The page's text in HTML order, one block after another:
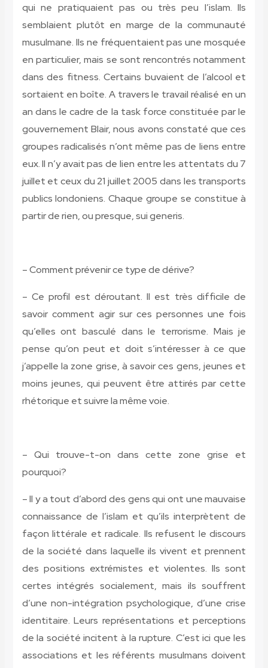
qui ne pratiquaient pas ou très peu l’islam. Ils
semblaient plutôt en marge de la communauté
musulmane. Ils ne fréquentaient pas une mosquée
en particulier, mais se sont rencontrés notamment
dans des fitness. Certains buvaient de l’alcool et
sortaient en boîte. A travers le travail réalisé en un
an dans le cadre de la task force constituée par le
gouvernement Blair, nous avons constaté que ces
groupes radicalisés n’ont même pas de liens entre
eux. Il n’y avait pas de lien entre les attentats du 7
juillet et ceux du 21 juillet 2005 dans les transports
publics londoniens. Chaque groupe se constitue à
partir de rien, ou presque, sui generis.
– Comment prévenir ce type de dérive?
– Ce profil est déroutant. Il est très difficile de
savoir comment agir sur ces personnes une fois
qu’elles ont basculé dans le terrorisme. Mais je
pense qu’on peut et doit s’intéresser à ce que
j’appelle la zone grise, à savoir ces gens, jeunes et
moins jeunes, qui peuvent être attirés par cette
rhétorique et suivre la même voie.
– Qui trouve-t-on dans cette zone grise et
pourquoi?
– Il y a tout d’abord des gens qui ont une mauvaise
connaissance de l’islam et qu’ils interprètent de
façon littérale et radicale. Ils refusent le discours
de la société dans laquelle ils vivent et prennent
des positions extrémistes et violentes. Ils sont
certes intégrés socialement, mais ils souffrent
d’une non-intégration psychologique, d’une crise
identitaire. Leurs représentations et perceptions
de la société incitent à la rupture. C’est ici que les
associations et les référents musulmans doivent